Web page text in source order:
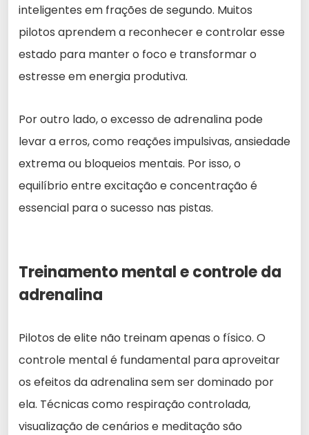
inteligentes em frações de segundo. Muitos
pilotos aprendem a reconhecer e controlar esse
estado para manter o foco e transformar o
estresse em energia produtiva.
Por outro lado, o excesso de adrenalina pode
levar a erros, como reações impulsivas, ansiedade
extrema ou bloqueios mentais. Por isso, o
equilíbrio entre excitação e concentração é
essencial para o sucesso nas pistas.
Treinamento mental e controle da
adrenalina
Pilotos de elite não treinam apenas o físico. O
controle mental é fundamental para aproveitar
os efeitos da adrenalina sem ser dominado por
ela. Técnicas como respiração controlada,
visualização de cenários e meditação são